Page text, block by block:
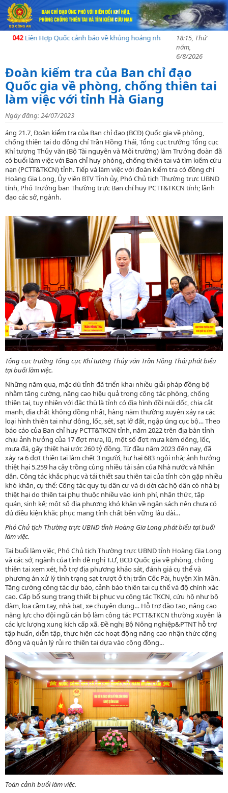
Liên Hợp Quốc cảnh báo về khủng hoảng nhân đạo tạI Madagascar
18:15, Thứ
năm,
6/8/2026
Đoàn kiểm tra của Ban chỉ đạo
Quốc gia về phòng, chống thiên tai
làm việc với tỉnh Hà Giang
Ngày đăng: 24/07/2023
áng 21.7, Đoàn kiểm tra của Ban chỉ đạo (BCĐ) Quốc gia về phòng,
chống thiên tai do đồng chí Trần Hồng Thái, Tổng cục trưởng Tổng cục
Khí tượng Thủy văn (Bộ Tài nguyên và Môi trường) làm Trưởng đoàn đã
có buổi làm việc với Ban chỉ huy phòng, chống thiên tai và tìm kiếm cứu
nạn (PCTT&TKCN) tỉnh. Tiếp và làm việc với đoàn kiểm tra có đồng chí
Hoàng Gia Long, Ủy viên BTV Tỉnh ủy, Phó Chủ tịch Thường trực UBND
tỉnh, Phó Trưởng ban Thường trực Ban chỉ huy PCTT&TKCN tỉnh; lãnh
đạo các sở, ngành.
Tổng cục trưởng Tổng cục Khí tượng Thủy văn Trần Hồng Thái phát biểu
tại buổi làm việc.
Những năm qua, mặc dù tỉnh đã triển khai nhiều giải pháp đồng bộ
nhằm tăng cường, nâng cao hiệu quả trong công tác phòng, chống
thiên tai, tuy nhiên với đặc thù là tỉnh có địa hình đồi núi dốc, chia cắt
mạnh, địa chất không đồng nhất, hàng năm thường xuyên xảy ra các
loại hình thiên tai như dông, lốc, sét, sạt lở đất, ngập úng cục bộ… Theo
báo cáo của Ban chỉ huy PCTT&TKCN tỉnh, năm 2022 trên địa bàn tỉnh
chịu ảnh hưởng của 17 đợt mưa, lũ, một số đợt mưa kèm dông, lốc,
mưa đá, gây thiệt hại ước 260 tỷ đồng. Từ đầu năm 2023 đến nay, đã
xảy ra 6 đợt thiên tai làm chết 3 người, hư hại 683 ngôi nhà; ảnh hưởng
thiệt hại 5.259 ha cây trồng cùng nhiều tài sản của Nhà nước và Nhân
dân. Công tác khắc phục và tái thiết sau thiên tai của tỉnh còn gặp nhiều
khó khăn, cụ thể: Công tác quy tụ dân cư và di dời các hộ dân có nhà bị
thiệt hại do thiên tai phụ thuộc nhiều vào kinh phí, nhận thức, tập
quán, sinh kế; một số địa phương khó khăn về ngân sách nên chưa có
đủ điều kiện khắc phục mang tính chất bền vững lâu dài…
Phó Chủ tịch Thường trực UBND tỉnh Hoàng Gia Long phát biểu tại buổi
làm việc.
Tại buổi làm việc, Phó Chủ tịch Thường trực UBND tỉnh Hoàng Gia Long
và các sở, ngành của tỉnh đề nghị T.Ư, BCĐ Quốc gia về phòng, chống
thiên tai xem xét, hỗ trợ địa phương khảo sát, đánh giá cụ thể và
phương án xử lý tình trạng sạt trượt ở thị trấn Cốc Pài, huyện Xín Mần.
Tăng cường công tác dự báo, cảnh báo thiên tai cụ thể và độ chính xác
cao. Cấp bổ sung trang thiết bị phục vụ công tác TKCN, cứu hộ như bộ
đàm, loa cầm tay, nhà bạt, xe chuyên dụng… Hỗ trợ đào tạo, nâng cao
năng lực cho đội ngũ cán bộ làm công tác PCTT&TKCN thường xuyên là
các lực lượng xung kích cấp xã. Đề nghị Bộ Nông nghiệp&PTNT hỗ trợ
tập huấn, diễn tập, thực hiện các hoạt động nâng cao nhận thức cộng
đồng và quản lý rủi ro thiên tai dựa vào cộng đồng...
Toàn cảnh buổi làm việc.